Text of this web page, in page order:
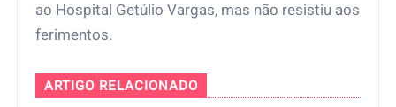
ao Hospital Getúlio Vargas, mas não resistiu aos
ferimentos.
ARTIGO RELACIONADO